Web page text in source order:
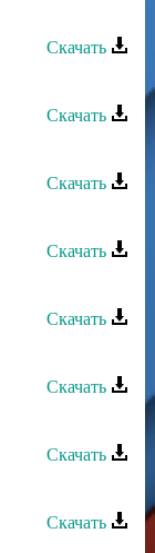
Скачать
Скачать
Скачать
Скачать
Скачать
Скачать
Скачать
Скачать